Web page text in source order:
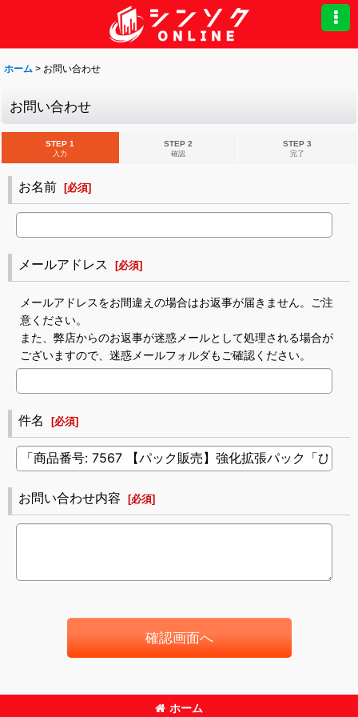
ホーム > お問い合わせ
お問い合わせ
STEP 1
入力
STEP 2
確認
STEP 3
完了
お名前 [必須]
メールアドレス [必須]
メールアドレスをお間違えの場合はお返事が届きません。ご注
意ください。
また、弊店からのお返事が迷惑メールとして処理される場合が
ございますので、迷惑メールフォルダもご確認ください。
件名 [必須]
お問い合わせ内容 [必須]
確認画面へ
ホーム